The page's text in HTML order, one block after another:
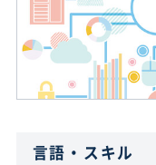
言語・スキル